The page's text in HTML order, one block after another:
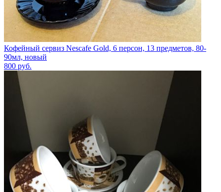
Кофейный сервиз Nescafe Gold, 6 персон, 13 предметов, 80-
90мл, новый
800 руб.